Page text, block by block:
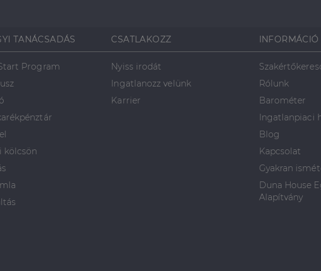
TANÁCSADÁS
Program
kölcsön
CSATLAKOZZ
Nyiss irodát
Ingatlanozz velünk
Karrier
INFORMÁCIÓ
Rólunk
Barométer
Ingatlanpiaci
Blog
Kapcsolat
Gyakran
Duna House
Alapítvány